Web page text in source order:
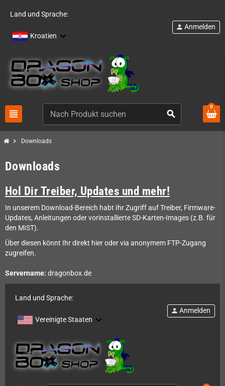
Land und Sprache:
Kroatien
view_headline search
person Anmelden
0
chevron_right Downloads
Downloads
Hol Dir Treiber, Updates und mehr!
In unserem Download-Bereich habt Ihr Zugriff auf Treiber, Firmware-
Updates, Anleitungen oder vorinstallierte SD-Karten-Images (z.B. für
den MIST).
Über diesen könnt Ihr direkt hier oder via anonymem FTP-Zugang
zugreifen.
Servername: dragonbox.de